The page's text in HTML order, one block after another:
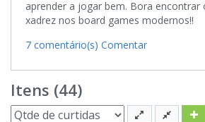
aprender a jogar bem. Bora encontrar
xadrez nos board games modernos!!
7 comentário(s) Comentar
Itens (44)